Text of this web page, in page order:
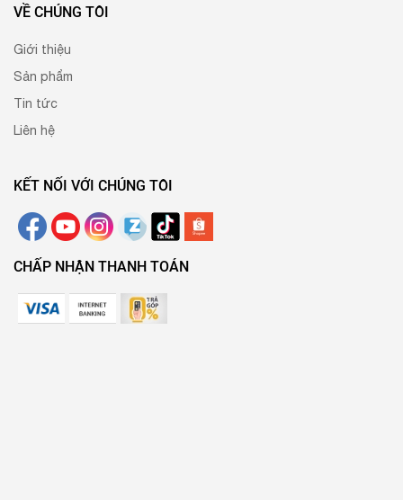
VỀ CHÚNG TÔI
Giới thiệu
Sản phẩm
Tin tức
Liên hệ
KẾT NỐI VỚI CHÚNG TÔI
CHẤP NHẬN THANH TOÁN